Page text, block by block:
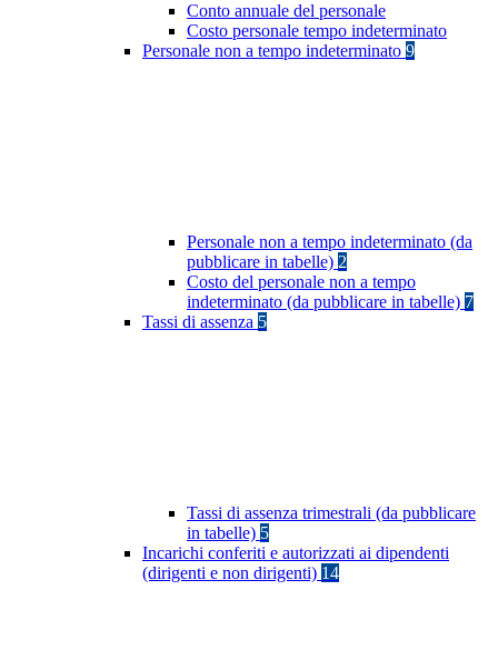
Conto annuale del personale
Costo personale tempo indeterminato
Personale non a tempo indeterminato 9
Personale non a tempo indeterminato (da
pubblicare in tabelle) 2
Costo del personale non a tempo
indeterminato (da pubblicare in tabelle) 7
Tassi di assenza 5
Tassi di assenza trimestrali (da pubblicare
in tabelle) 5
Incarichi conferiti e autorizzati ai dipendenti
(dirigenti e non dirigenti) 14